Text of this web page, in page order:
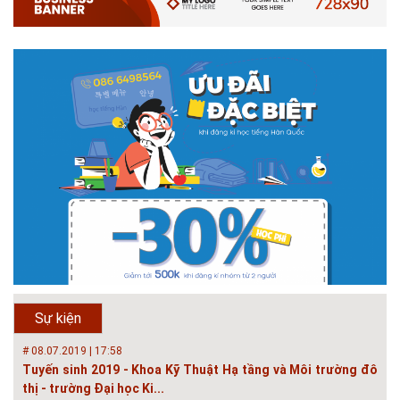
Sự kiện
# 05.04.2025 | 17:16
Tuyển sinh 2025, Khoa kỹ thuật hạ tầng và môi trường đô thị
- Đại học Kiến trúc...
Thông tin tuyển sinh đại học 2025 Khoa kỹ thuật hạ tầng và môi trường
đô thị - Đại học Kiến trúc Hà Nội Tuyển sinh đại học với 280 chỉ tiêu, thời
gian đào tạo 4,5 năm
# 05.04.2020 | 20:30
GIAO LƯU TRỰC TUYẾN - TƯ VẤN TUYỂN SINH ĐẠI HỌC
CHÍNH QUY ĐẠI HỌC KIẾN TRÚC NĂM...
Năm nay, kỳ thi THPT quốc gia dự kiến diễn ra vào tháng 8. Trường Đại
học Kiến trúc Hà Nội chúc các bạn học sinh cuối cấp ôn thi thật tốt MỜI
QUÝ PHỤ HUYNH VÀ CÁC EM ĐÓN XEM GIAO LƯU TRỰC TUYẾN "TƯ
VẤN TUYỂN SINH ĐẠI H...
# 08.07.2019 | 17:58
Tuyến sinh 2019 - Khoa Kỹ Thuật Hạ tầng và Môi trường đô
thị - trường Đại học Ki...